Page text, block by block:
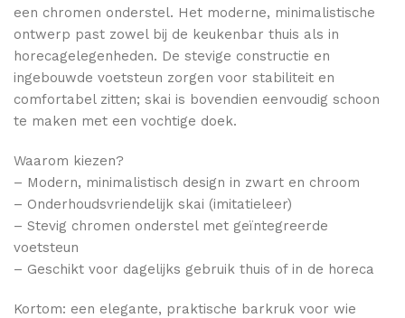
een chromen onderstel. Het moderne, minimalistische
ontwerp past zowel bij de keukenbar thuis als in
horecagelegenheden. De stevige constructie en
ingebouwde voetsteun zorgen voor stabiliteit en
comfortabel zitten; skai is bovendien eenvoudig schoon
te maken met een vochtige doek.
Waarom kiezen?
– Modern, minimalistisch design in zwart en chroom
– Onderhoudsvriendelijk skai (imitatieleer)
– Stevig chromen onderstel met geïntegreerde
voetsteun
– Geschikt voor dagelijks gebruik thuis of in de horeca
Kortom: een elegante, praktische barkruk voor wie